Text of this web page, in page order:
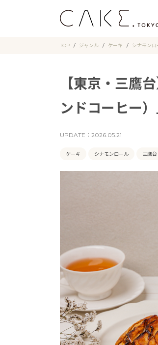
TOP ジャンル ケーキ シナモンロ
【東京・三鷹
ンドコーヒー
UPDATE： 2026.05.21
ケーキ シナモンロール 三鷹台